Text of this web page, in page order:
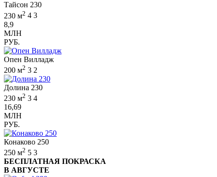
Тайсон 230
230 м2 4 3
8,9
МЛН
РУБ.
Опен Вилладж
200 м2 3 2
Долина 230
230 м2 3 4
16,69
МЛН
РУБ.
Конаково 250
250 м2 5 3
БЕСПЛАТНАЯ ПОКРАСКА
В АВГУСТЕ